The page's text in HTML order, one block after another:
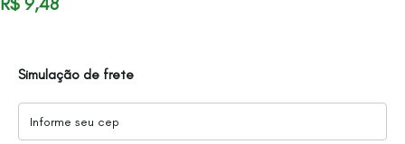
Simulação de frete